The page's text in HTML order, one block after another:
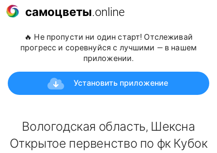
самоцветы.online
🔥 Не пропусти ни один старт! Отслеживай
прогресс и соревнуйся с лучшими — в нашем
приложении.
Установить приложение
Вологодская область, Шексна
Открытое первенство по фк Кубок